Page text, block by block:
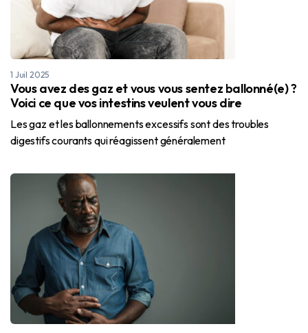
1 Juil 2025
Vous avez des gaz et vous vous sentez ballonné(e) ?
Voici ce que vos intestins veulent vous dire
Les gaz et les ballonnements excessifs sont des troubles
digestifs courants qui réagissent généralement